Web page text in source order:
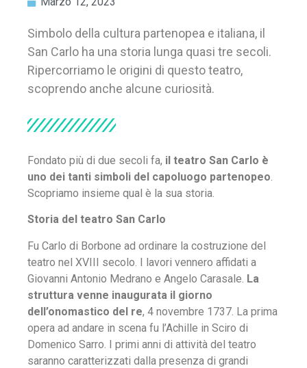
Simbolo della cultura partenopea e italiana, il
San Carlo ha una storia lunga quasi tre secoli.
Ripercorriamo le origini di questo teatro,
scoprendo anche alcune curiosità.
Fondato più di due secoli fa, il teatro San Carlo è
uno dei tanti simboli del capoluogo partenopeo.
Scopriamo insieme qual è la sua storia.
Storia del teatro San Carlo
Fu Carlo di Borbone ad ordinare la costruzione del
teatro nel XVIII secolo. I lavori vennero affidati a
Giovanni Antonio Medrano e Angelo Carasale. La
struttura venne inaugurata il giorno
dell’onomastico del re, 4 novembre 1737. La prima
opera ad andare in scena fu l’Achille in Sciro di
Domenico Sarro. I primi anni di attività del teatro
saranno caratterizzati dalla presenza di grandi